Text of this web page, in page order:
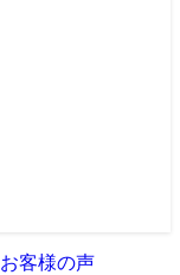
お客様の声